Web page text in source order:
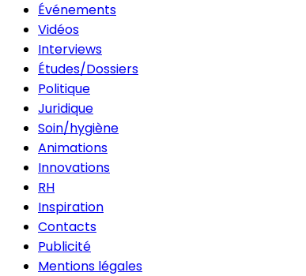
Événements
Vidéos
Interviews
Études/Dossiers
Politique
Juridique
Soin/hygiène
Animations
Innovations
RH
Inspiration
Contacts
Publicité
Mentions légales